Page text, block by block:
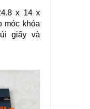
x 14 x
móc khóa
giấy và